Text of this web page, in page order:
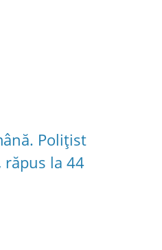
Polițist
la 44